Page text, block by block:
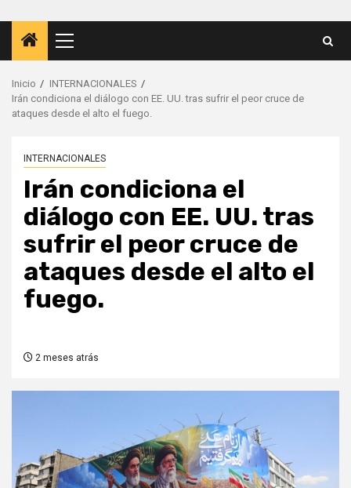
Menú
principal
Inicio
INTERNACIONALES
Irán condiciona el diálogo con EE. UU. tras sufrir el peor cruce de
ataques desde el alto el fuego.
INTERNACIONALES
Irán condiciona el
diálogo con EE. UU. tras
sufrir el peor cruce de
ataques desde el alto el
fuego.
2 meses atrás